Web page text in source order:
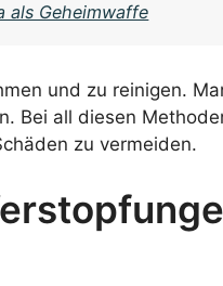
als Geheimwaffe
und zu reinigen.
Bei all diesen
zu vermeiden.